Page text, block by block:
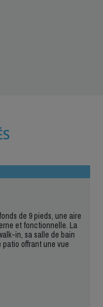
de 9 pieds, une aire
et fonctionnelle. La
in, sa salle de bain
offrant une vue